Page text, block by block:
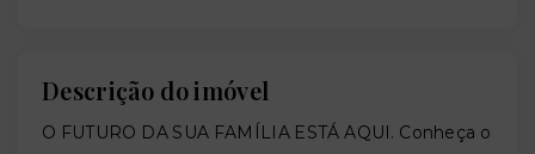
Descrição do imóvel
O FUTURO DA SUA FAMÍLIA ESTÁ AQUI. Conheça o